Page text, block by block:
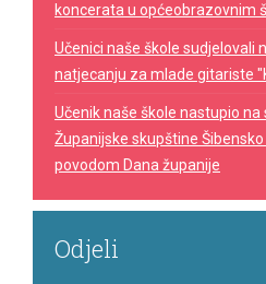
koncerata u općeobrazovnim
Učenici naše škole sudjelovali
natjecanju za mlade gitariste
Učenik naše škole nastupio na
Županijske skupštine
povodom Dana županije
Odjeli